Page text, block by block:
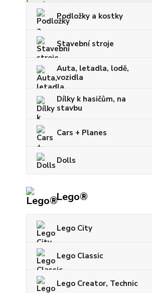
Podložky a kostky
Stavební stroje
Auta, letadla, lodě,
vozidla
Dílky k hasičům, na
stavbu
Cars + Planes
Dolls
Lego®
Lego City
Lego Classic
Lego Creator, Technic